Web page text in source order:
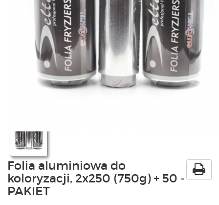
MĘŻCZYZNA
BESTSELLERY
POLECAMY
Folia aluminiowa do
koloryzacji, 2x250 (750g) + 50 -
PAKIET